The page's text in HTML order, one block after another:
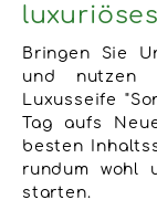
Bringen Sie
und nutzen
Luxusseife
Tag aufs
besten
rundum wohl
starten.